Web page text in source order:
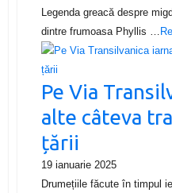
Legenda greacă despre
dintre frumoasa Phyllis …
Pe Via
alte câteva
țării
19 ianuarie 2025
Drumețiile făcute în timpul